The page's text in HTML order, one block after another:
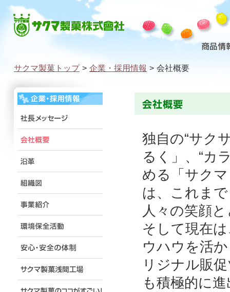
サクマ製菓トップ > 企業・採用情報 > 会社概要
独自の“サク
るく」、“カ
める「サク
は、これま
人々の笑顔
そして現在
ウハウを活
リジナル販
も積極的に